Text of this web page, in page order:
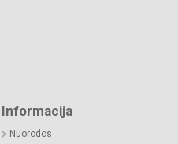
Informacija
Nuorodos